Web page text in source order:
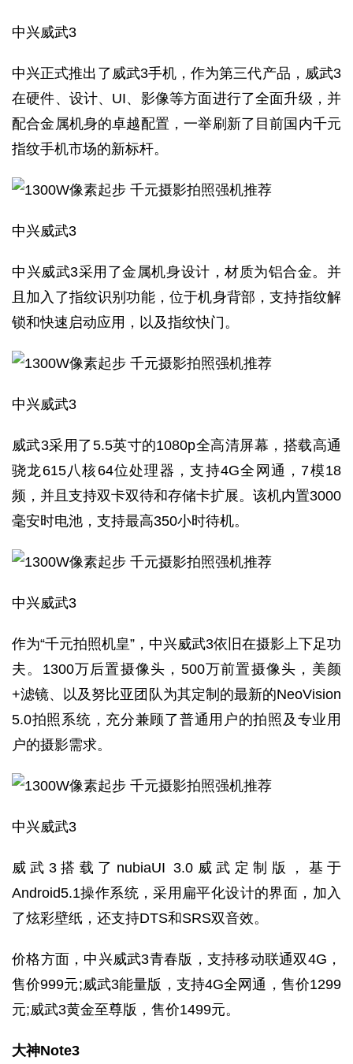
中兴威武3
中兴正式推出了威武3手机，作为第三代产品，威武3
在硬件、设计、UI、影像等方面进行了全面升级，并
配合金属机身的卓越配置，一举刷新了目前国内千元
指纹手机市场的新标杆。
中兴威武3
中兴威武3采用了金属机身设计，材质为铝合金。并
且加入了指纹识别功能，位于机身背部，支持指纹解
锁和快速启动应用，以及指纹快门。
中兴威武3
威武3采用了5.5英寸的1080p全高清屏幕，搭载高通
骁龙615八核64位处理器，支持4G全网通，7模18
频，并且支持双卡双待和存储卡扩展。该机内置3000
毫安时电池，支持最高350小时待机。
中兴威武3
作为“千元拍照机皇”，中兴威武3依旧在摄影上下足功
夫。1300万后置摄像头，500万前置摄像头，美颜
+滤镜、以及努比亚团队为其定制的最新的NeoVision
5.0拍照系统，充分兼顾了普通用户的拍照及专业用
户的摄影需求。
中兴威武3
威武3搭载了nubiaUI 3.0威武定制版，基于
Android5.1操作系统，采用扁平化设计的界面，加入
了炫彩壁纸，还支持DTS和SRS双音效。
价格方面，中兴威武3青春版，支持移动联通双4G，
售价999元;威武3能量版，支持4G全网通，售价1299
元;威武3黄金至尊版，售价1499元。
大神Note3